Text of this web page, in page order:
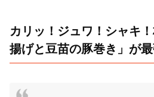
カリッ！ジュワ！シャキ
揚げと豆苗の豚巻き」が